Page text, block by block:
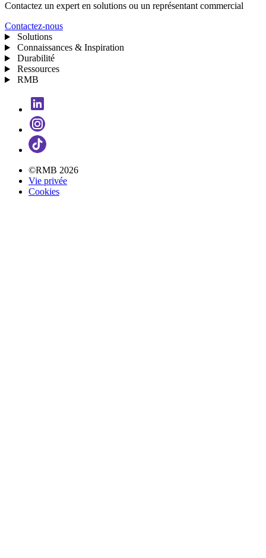
Contactez un expert en solutions ou un représentant commercial
Contactez-nous
Solutions
Connaissances & Inspiration
Durabilité
Ressources
RMB
©RMB 2026
Vie privée
Cookies